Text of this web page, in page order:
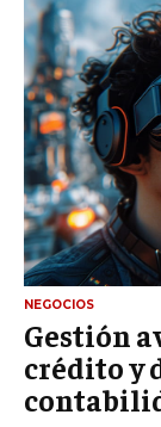
NEGOCIOS
Gestión
crédito y